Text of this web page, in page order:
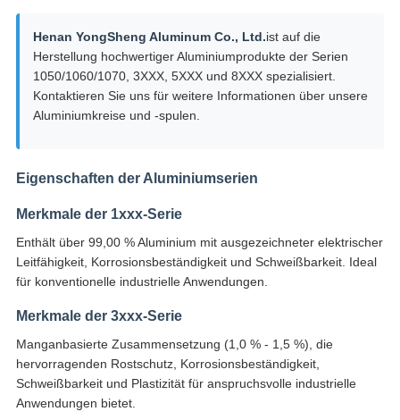
Henan YongSheng Aluminum Co., Ltd.ist auf die
Herstellung hochwertiger Aluminiumprodukte der Serien
1050/1060/1070, 3XXX, 5XXX und 8XXX spezialisiert.
Kontaktieren Sie uns für weitere Informationen über unsere
Aluminiumkreise und -spulen.
Eigenschaften der Aluminiumserien
Merkmale der 1xxx-Serie
Enthält über 99,00 % Aluminium mit ausgezeichneter elektrischer
Leitfähigkeit, Korrosionsbeständigkeit und Schweißbarkeit. Ideal
für konventionelle industrielle Anwendungen.
Merkmale der 3xxx-Serie
Manganbasierte Zusammensetzung (1,0 % - 1,5 %), die
hervorragenden Rostschutz, Korrosionsbeständigkeit,
Schweißbarkeit und Plastizität für anspruchsvolle industrielle
Anwendungen bietet.